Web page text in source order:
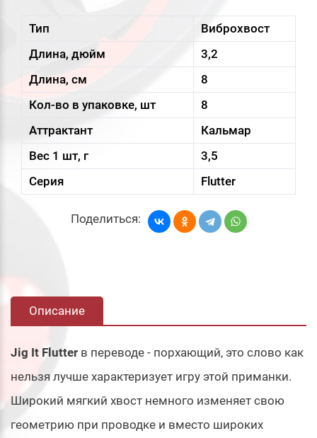
Тип
Виброхвост
Длина, дюйм
3,2
Длина, см
8
Кол-во в упаковке, шт
8
Аттрактант
Кальмар
Вес 1 шт, г
3,5
Серия
Flutter
Поделиться:
Описание
Jig It Flutter в переводе - порхающий, это слово как
нельзя лучше характеризует игру этой приманки.
Широкий мягкий хвост немного изменяет свою
геометрию при проводке и вместо широких